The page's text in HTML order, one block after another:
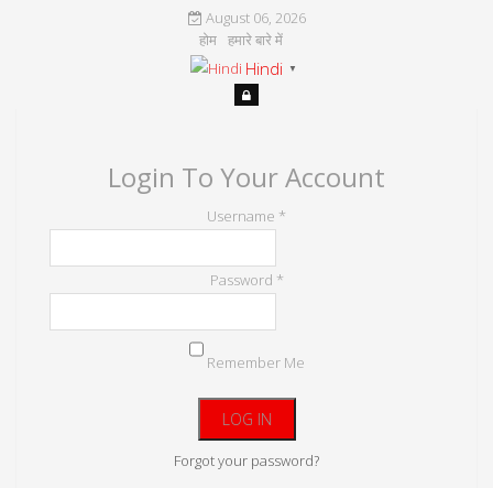
August 06, 2026
होम हमारे बारे में
Hindi ▼
Login To Your Account
Username *
Password *
Remember Me
Forgot your password?